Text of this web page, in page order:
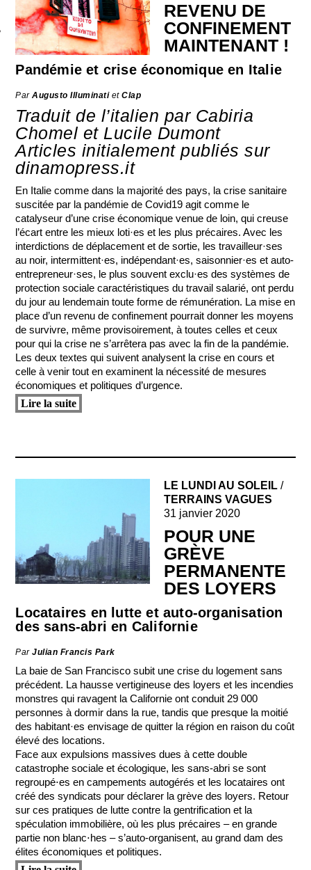
REVENU DE
CONFINEMENT
MAINTENANT !
Pandémie et crise économique en Italie
ParAugusto IlluminatietClap
Traduit de l’italien par Cabiria
Chomel et Lucile Dumont
Articles initialement publiés sur
dinamopress.it
En Italie comme dans la majorité des pays, la crise sanitaire
suscitée par la pandémie de Covid19 agit comme le
catalyseur d’une crise économique venue de loin, qui creuse
l’écart entre les mieux loti·es et les plus précaires. Avec les
interdictions de déplacement et de sortie, les travailleur·ses
au noir, intermittent·es, indépendant·es, saisonnier·es et auto-
entrepreneur·ses, le plus souvent exclu·es des systèmes de
protection sociale caractéristiques du travail salarié, ont perdu
du jour au lendemain toute forme de rémunération. La mise en
place d’un revenu de confinement pourrait donner les moyens
de survivre, même provisoirement, à toutes celles et ceux
pour qui la crise ne s’arrêtera pas avec la fin de la pandémie.
Les deux textes qui suivent analysent la crise en cours et
celle à venir tout en examinent la nécessité de mesures
économiques et politiques d’urgence.
Lire la suite
LE LUNDI AU SOLEIL /
TERRAINS VAGUES
31 janvier 2020
POUR UNE
GRÈVE
PERMANENTE
DES LOYERS
Locataires en lutte et auto-organisation
des sans-abri en Californie
ParJulian Francis Park
La baie de San Francisco subit une crise du logement sans
précédent. La hausse vertigineuse des loyers et les incendies
monstres qui ravagent la Californie ont conduit 29 000
personnes à dormir dans la rue, tandis que presque la moitié
des habitant·es envisage de quitter la région en raison du coût
élevé des locations.
Face aux expulsions massives dues à cette double
catastrophe sociale et écologique, les sans-abri se sont
regroupé⋅es en campements autogérés et les locataires ont
créé des syndicats pour déclarer la grève des loyers. Retour
sur ces pratiques de lutte contre la gentrification et la
spéculation immobilière, où les plus précaires – en grande
partie non blanc⋅hes – s’auto-organisent, au grand dam des
élites économiques et politiques.